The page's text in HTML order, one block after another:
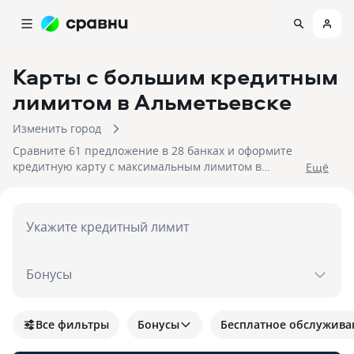
Карты с большим кредитным
лимитом в Альметьевске
Изменить город
Сравните 61 предложение в 28 банках и оформите
кредитную карту с максимальным лимитом в
Eщё
Укажите кредитный лимит
Бонусы
Все фильтры Бонусы Бесплатное